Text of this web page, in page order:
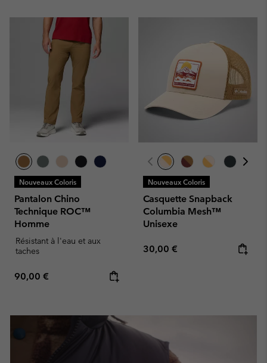
Nouveaux Coloris
Pantalon Chino
Technique ROC™
Homme
Résistant à l'eau et aux
taches
Regular price:
90,00 €
Nouveaux Coloris
Casquette Snapback
Columbia Mesh™
Unisexe
Regular price:
30,00 €